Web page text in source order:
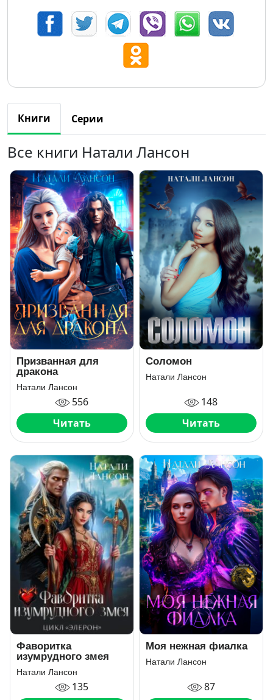
Книги Серии
Все книги Натали Лансон
Призванная для
дракона
Натали Лансон
556
Читать
Соломон
Натали Лансон
148
Читать
Фаворитка
изумрудного змея
Натали Лансон
135
Моя нежная фиалка
Натали Лансон
87